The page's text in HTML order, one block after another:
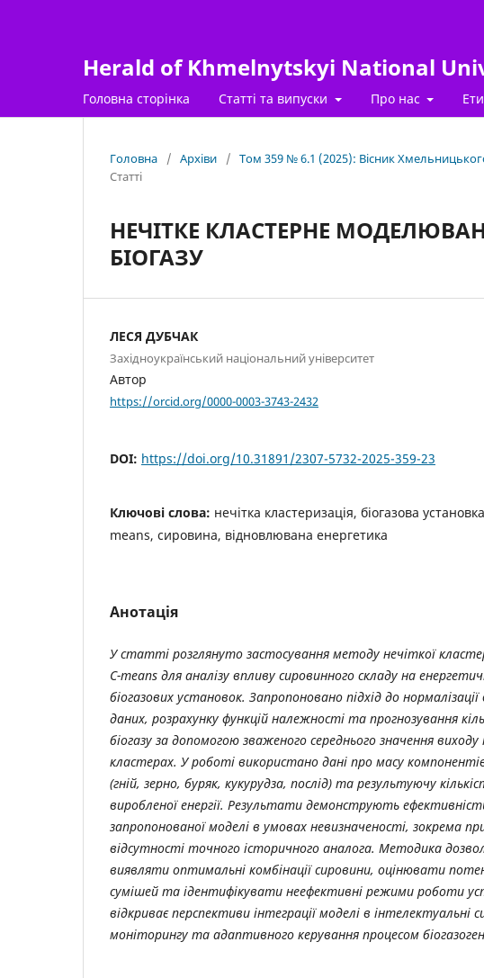
Herald of Khmelnytskyi National
Головна сторінка Статті та випуски Про нас
Головна / Архіви / Том 359 № 6.1 (2025): Вісник
Статті
НЕЧІТКЕ КЛАСТЕРНЕ
БІОГАЗУ
ЛЕСЯ ДУБЧАК
Західноукраїнський національний університет
Автор
https://orcid.org/0000-0003-3743-2432
DOI: https://doi.org/10.31891/2307-5732-2025-359-23
Ключові слова: нечітка кластеризація, біогазова
means, сировина, відновлювана енергетика
Анотація
У статті розглянуто застосування методу нечіткої
C-means для аналізу впливу сировинного складу на
біогазових установок. Запропоновано підхід до нормалізації
даних, розрахунку функцій належності та прогнозування
біогазу за допомогою зваженого середнього значення виходу
кластерах. У роботі використано дані про масу
(гній, зерно, буряк, кукурудза, послід) та результуючу
виробленої енергії. Результати демонструють
запропонованої моделі в умовах невизначеності, зокрема
відсутності точного історичного аналога. Методика
виявляти оптимальні комбінації сировини, оцінювати
сумішей та ідентифікувати неефективні режими роботи
відкриває перспективи інтеграції моделі в інтелектуальні
моніторингу та адаптивного керування процесом